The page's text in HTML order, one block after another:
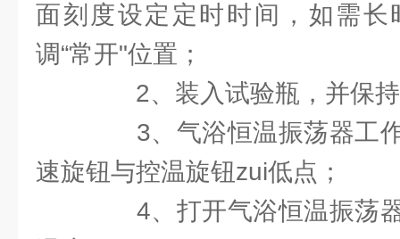
面刻度设定定时时间，如需长
调“常开"位置；
2、装入试验瓶，并保持
3、气浴恒温振荡器工作
速旋钮与控温旋钮zui低点；
4、打开气浴恒温振荡器